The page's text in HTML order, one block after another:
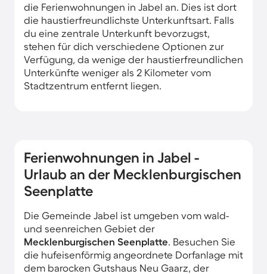
die Ferienwohnungen in Jabel an. Dies ist dort
die haustierfreundlichste Unterkunftsart. Falls
du eine zentrale Unterkunft bevorzugst,
stehen für dich verschiedene Optionen zur
Verfügung, da wenige der haustierfreundlichen
Unterkünfte weniger als 2 Kilometer vom
Stadtzentrum entfernt liegen.
Ferienwohnungen in Jabel -
Urlaub an der Mecklenburgischen
Seenplatte
Die Gemeinde Jabel ist umgeben vom wald-
und seenreichen Gebiet der
Mecklenburgischen Seenplatte. Besuchen Sie
die hufeisenförmig angeordnete Dorfanlage mit
dem barocken Gutshaus Neu Gaarz, der